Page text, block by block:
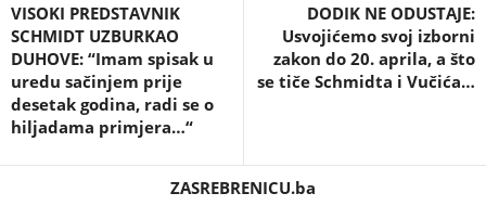
VISOKI PREDSTAVNIK
SCHMIDT UZBURKAO
DUHOVE: “Imam spisak u
uredu sačinjem prije
desetak godina, radi se o
hiljadama primjera…“
DODIK NE ODUSTAJE:
Usvojićemo svoj izborni
zakon do 20. aprila, a što
se tiče Schmidta i Vučića…
ZASREBRENICU.ba